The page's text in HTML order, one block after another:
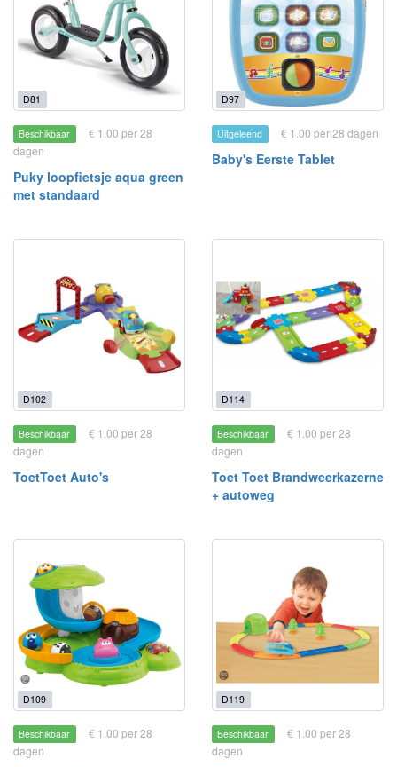
D81
Beschikbaar
€ 1.00 per 28
dagen
Puky loopfietsje aqua green
met standaard
D97
Uitgeleend € 1.00 per 28 dagen
Baby's Eerste Tablet
D102
Beschikbaar
€ 1.00 per 28
dagen
ToetToet Auto's
D114
Beschikbaar
€ 1.00 per 28
dagen
Toet Toet Brandweerkazerne
+ autoweg
D109
Beschikbaar
€ 1.00 per 28
dagen
D119
Beschikbaar
€ 1.00 per 28
dagen